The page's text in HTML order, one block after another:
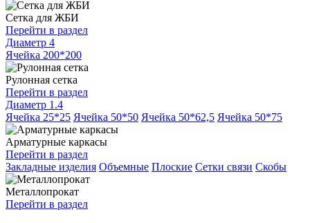
Сетка для ЖБИ
Перейти в раздел
Диаметр 4
Ячейка 200*200
Рулонная сетка
Перейти в раздел
Диаметр 1.4
Ячейка 25*25 Ячейка 50*50 Ячейка 50*62,5 Ячейка 50*75
Арматурные каркасы
Перейти в раздел
Закладные изделия Объемные Плоские Сетки связи Скобы
Металлопрокат
Перейти в раздел